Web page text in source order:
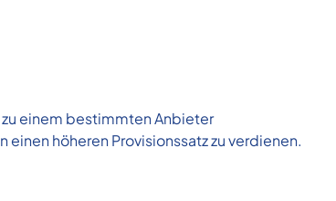
einem bestimmten Anbieter
höheren Provisionssatz zu verdienen.